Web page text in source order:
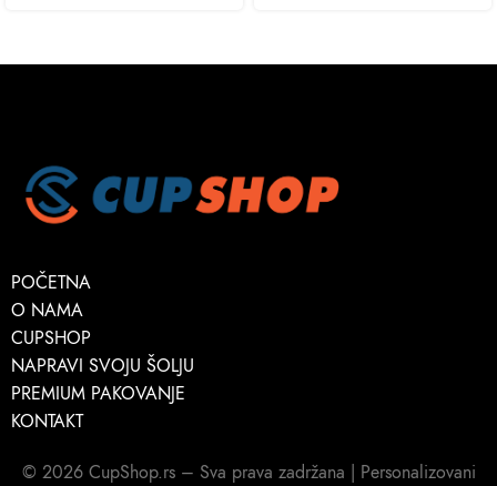
POČETNA
O NAMA
CUPSHOP
NAPRAVI SVOJU ŠOLJU
PREMIUM PAKOVANJE
KONTAKT
© 2026 CupShop.rs – Sva prava zadržana | Personalizovani